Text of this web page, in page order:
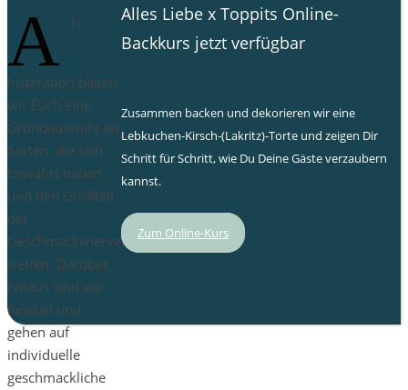
A ls
Inspiration bieten
wir Euch eine
Grundauswahl an
Sorten, die sich
bewährt haben
und den Großteil
der
Geschmacksnerven
treffen. Darüber
hinaus sind wir
flexibel und
gehen auf
individuelle
geschmackliche
Alles Liebe x Toppits Online-
Backkurs jetzt verfügbar
Zusammen backen und dekorieren wir eine
Lebkuchen-Kirsch-(Lakritz)-Torte und zeigen Dir
Schritt für Schritt, wie Du Deine Gäste verzaubern
kannst.
Zum Online-Kurs